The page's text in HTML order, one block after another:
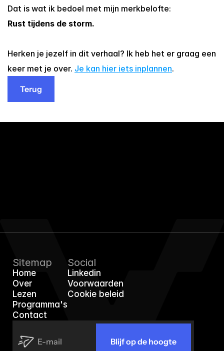
Dat is wat ik bedoel met mijn merkbelofte:
Rust tijdens de storm.
Herken je jezelf in dit verhaal? Ik heb het er graag een
keer met je over. Je kan hier iets inplannen.
Terug
Terug
Sitemap
Home
Home
Over
Over
Lezen
Lezen
Programma's
Programma's
Contact
Social
Linkedin
Linkedin
Voorwaarden
Voorwaarden
Cookie beleid
Blijf op de hoogte